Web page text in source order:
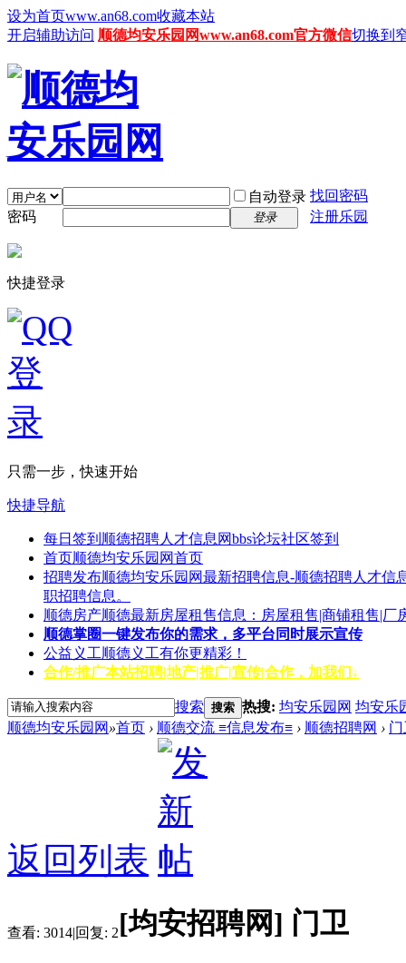
设为首页www.an68.com收藏本站
开启辅助访问 顺德均安乐园网www.an68.com官方微信切换到
自动登录 找回密码
密码
登录 注册乐园
快捷登录
只需一步，快速开始
快捷导航
每日签到 顺德招聘人才信息网bbs论坛社区签到
首页顺德均安乐园网首页
招聘发布顺德均安乐园网最新招聘信息-顺德招聘人才信
职招聘信息。
顺德房产顺德最新房屋租售信息：房屋租售|商铺租售|厂
顺德掌圈一键发布你的需求，多平台同时展示宣传
公益义工顺德义工有你更精彩！
合作/推广本站招聘|地产|推广|宣传|合作，加我们↓
搜索 搜索 热搜: 均安乐园网 均安乐
顺德均安乐园网 »首页 › 顺德交流 ≡信息发布≡ › 顺德招聘网 ›
返回列表
查看: 3014|回复: 2[均安招聘网] 门卫